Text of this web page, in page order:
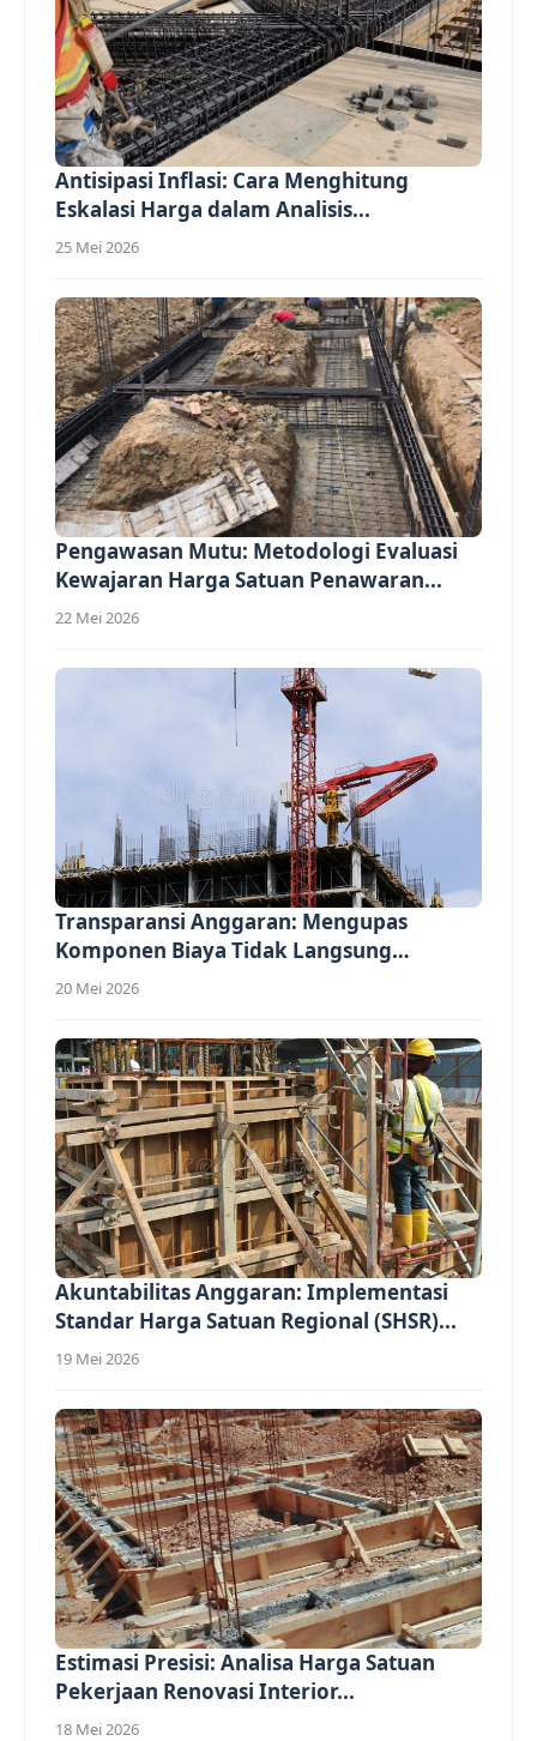
Antisipasi Inflasi: Cara Menghitung
Eskalasi Harga dalam Analisis...
25 Mei 2026
Pengawasan Mutu: Metodologi Evaluasi
Kewajaran Harga Satuan Penawaran...
22 Mei 2026
Transparansi Anggaran: Mengupas
Komponen Biaya Tidak Langsung
(Overhead)...
20 Mei 2026
Akuntabilitas Anggaran: Implementasi
Standar Harga Satuan Regional (SHSR)...
19 Mei 2026
Estimasi Presisi: Analisa Harga Satuan
Pekerjaan Renovasi Interior...
18 Mei 2026